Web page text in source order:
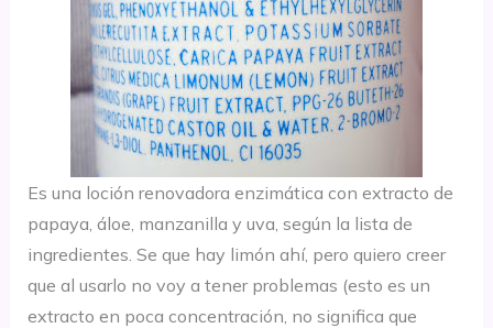
Es una loción renovadora enzimática con extracto de
papaya, áloe, manzanilla y uva, según la lista de
ingredientes. Se que hay limón ahí, pero quiero creer
que al usarlo no voy a tener problemas (esto es un
extracto en poca concentración, no significa que